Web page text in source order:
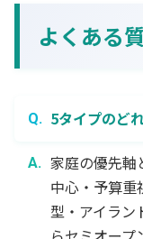
よくある
5タイプのど
家庭の優先軸
中心・予算重
型・アイラン